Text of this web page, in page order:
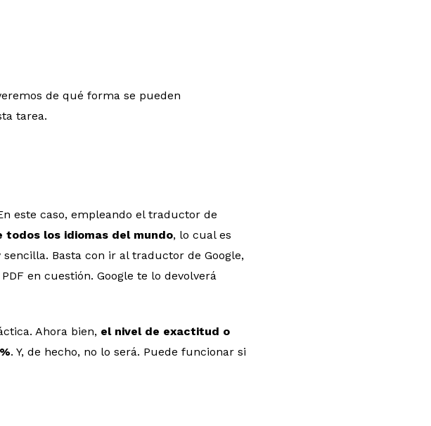
de qué forma se pueden
tarea.
este caso, empleando el traductor de
los idiomas del mundo, lo cual es
Basta con ir al traductor de Google,
en cuestión. Google te lo devolverá
Ahora bien, el nivel de exactitud o
. Y, de hecho, no lo será. Puede funcionar si